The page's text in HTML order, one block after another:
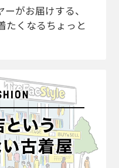
がお届けする、
たくなるちょっと